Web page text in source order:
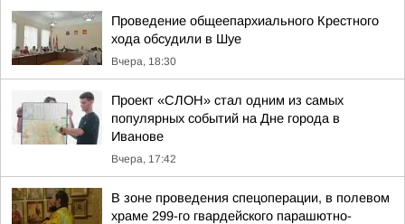
Проведение общеепархиального Крестного
хода обсудили в Шуе
Вчера, 18:30
Проект «СЛОН» стал одним из самых
популярных событий на Дне города в
Иванове
Вчера, 17:42
В зоне проведения спецоперации, в полевом
храме 299-го гвардейского парашютно-